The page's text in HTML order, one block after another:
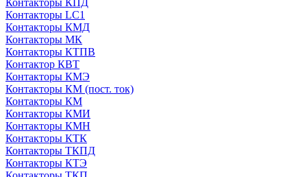
Контакторы КПД
Контакторы LC1
Контакторы КМД
Контакторы МК
Контакторы КТПВ
Контактор КВТ
Контакторы КМЭ
Контакторы КМ (пост. ток)
Контакторы КМ
Контакторы КМИ
Контакторы КМН
Контакторы КТК
Контакторы ТКПД
Контакторы КТЭ